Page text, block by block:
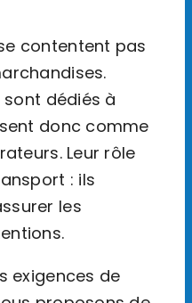
contentent pas
sont dédiés à
donc comme
Leur rôle
: ils
les
exigences de